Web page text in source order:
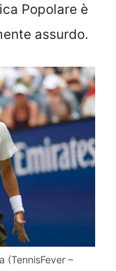
Popolare è
assurdo.
(TennisFever –